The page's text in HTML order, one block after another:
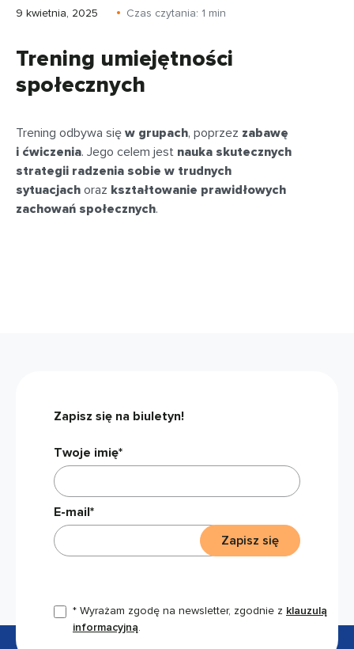
9 kwietnia, 2025 Czas czytania: 1 min
Trening umiejętności
społecznych
Trening odbywa się w grupach, poprzez zabawę
i ćwiczenia. Jego celem jest nauka skutecznych
strategii radzenia sobie w trudnych
sytuacjach oraz kształtowanie prawidłowych
zachowań społecznych.
Zapisz się na biuletyn!
Twoje imię*
E-mail*
* Wyrażam zgodę na newsletter, zgodnie z klauzulą
informacyjną.
Zapisz się